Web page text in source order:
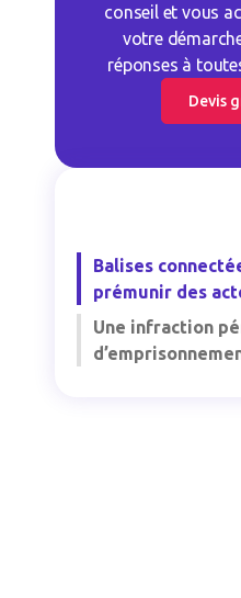
conseil et vous
votre
réponses à
Devis
Balises
prémunir des
Une infraction